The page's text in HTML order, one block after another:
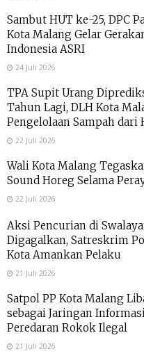
Sambut HUT ke-25, DPC
Kota Malang Gelar
Indonesia ASRI
24 Juli 2026
TPA Supit Urang
Tahun Lagi, DLH Kota
Pengelolaan Sampah dari
22 Juli 2026
Wali Kota Malang
Sound Horeg Selama
22 Juli 2026
Aksi Pencurian di
Digagalkan, Satreskrim
Kota Amankan Pelaku
21 Juli 2026
Satpol PP Kota Malang
sebagai Jaringan
Peredaran Rokok Ilegal
21 Juli 2026